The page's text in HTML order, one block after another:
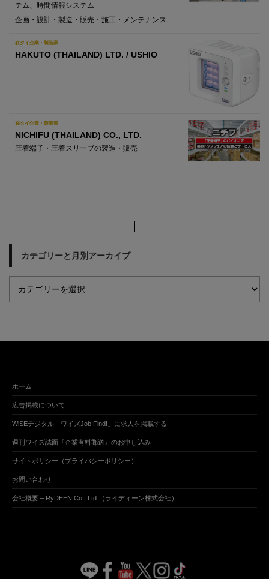
テム、時間情報システム
企画・設計・製造・販売・施工・メンテナンス
在タイ企業・製造業
HAKUTO (THAILAND) LTD. / USHIO
在タイ企業・製造業
NICHIFU (THAILAND) CO., LTD.
圧着端子・圧着スリーブの製造・販売
カテゴリーと月別アーカイブ
ホーム
広告掲載について
WiSEデジタル「ワイズJob Find!」に求人を掲載する
週刊ワイズ誌面『企業有料郵送』のお申し込み
サイトポリシー（プライバシーポリシー）
お問い合わせ
会社概要 – RyDEEN Co., Ltd.（ライディーン株式会社）